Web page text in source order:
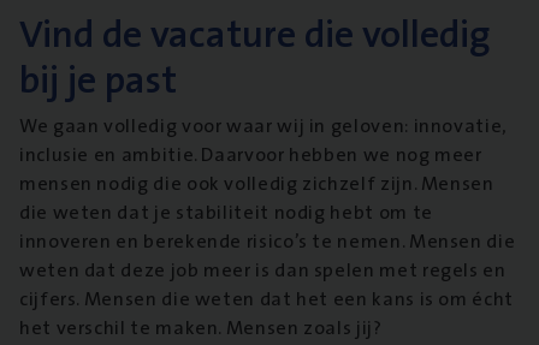
Vind de vacature die volledig
bij je past
We gaan volledig voor waar wij in geloven: innovatie,
inclusie en ambitie. Daarvoor hebben we nog meer
mensen nodig die ook volledig zichzelf zijn. Mensen
die weten dat je stabiliteit nodig hebt om te
innoveren en berekende risico’s te nemen. Mensen die
weten dat deze job meer is dan spelen met regels en
cijfers. Mensen die weten dat het een kans is om écht
het verschil te maken. Mensen zoals jij?